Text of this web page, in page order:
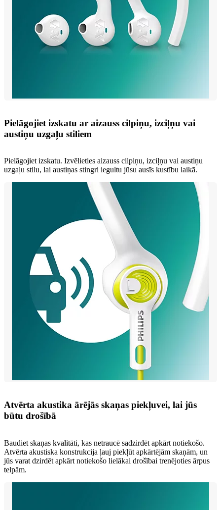
Pielāgojiet izskatu ar aizauss cilpiņu, izciļņu vai
austiņu uzgaļu stiliem
Pielāgojiet izskatu. Izvēlieties aizauss cilpiņu, izciļņu vai austiņu
uzgaļu stilu, lai austiņas stingri iegultu jūsu ausīs kustību laikā.
Atvērta akustika ārējās skaņas piekļuvei, lai jūs
būtu drošībā
Baudiet skaņas kvalitāti, kas netraucē sadzirdēt apkārt notiekošo.
Atvērta akustiska konstrukcija ļauj piekļūt apkārtējām skaņām, un
jūs varat dzirdēt apkārt notiekošo lielākai drošībai trenējoties ārpus
telpām.